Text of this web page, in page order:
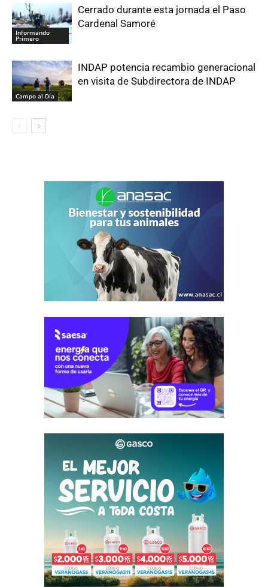
Informando
Primero
Cerrado durante esta jornada el Paso
Cardenal Samoré
Campo al Día
INDAP potencia recambio generacional
en visita de Subdirectora de INDAP